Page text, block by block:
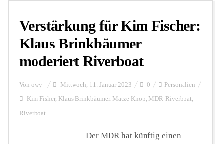
Verstärkung für Kim Fischer:
Klaus Brinkbäumer
moderiert Riverboat
Von owy Mittwoch, 11. Januar 2023 0 Personalien
Kim Fisher, Klaus Brinkbäumer, Matze Knop, MDR-Riverboat,
Riverboat
Der MDR hat künftig einen